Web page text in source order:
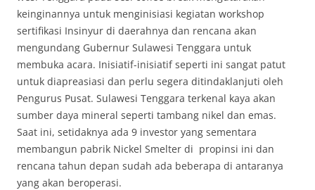
keinginannya untuk menginisiasi kegiatan workshop
sertifikasi Insinyur di daerahnya dan rencana akan
mengundang Gubernur Sulawesi Tenggara untuk
membuka acara. Inisiatif-inisiatif seperti ini sangat patut
untuk diapreasiasi dan perlu segera ditindaklanjuti oleh
Pengurus Pusat. Sulawesi Tenggara terkenal kaya akan
sumber daya mineral seperti tambang nikel dan emas.
Saat ini, setidaknya ada 9 investor yang sementara
membangun pabrik Nickel Smelter di propinsi ini dan
rencana tahun depan sudah ada beberapa di antaranya
yang akan beroperasi.